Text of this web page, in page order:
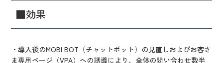
■効果
・導入後のMOBI BOT（チャットボット）の見直しおよびお客さ
ま専用ページ（VPA）への誘導により、全体の問い合わせ数半